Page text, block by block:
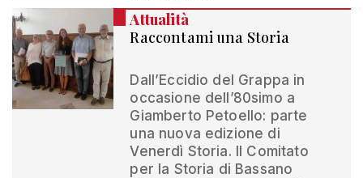
Attualità
Raccontami una Storia
Dall’Eccidio del Grappa in
occasione dell’80simo a
Giamberto Petoello: parte
una nuova edizione di
Venerdì Storia. Il Comitato
per la Storia di Bassano